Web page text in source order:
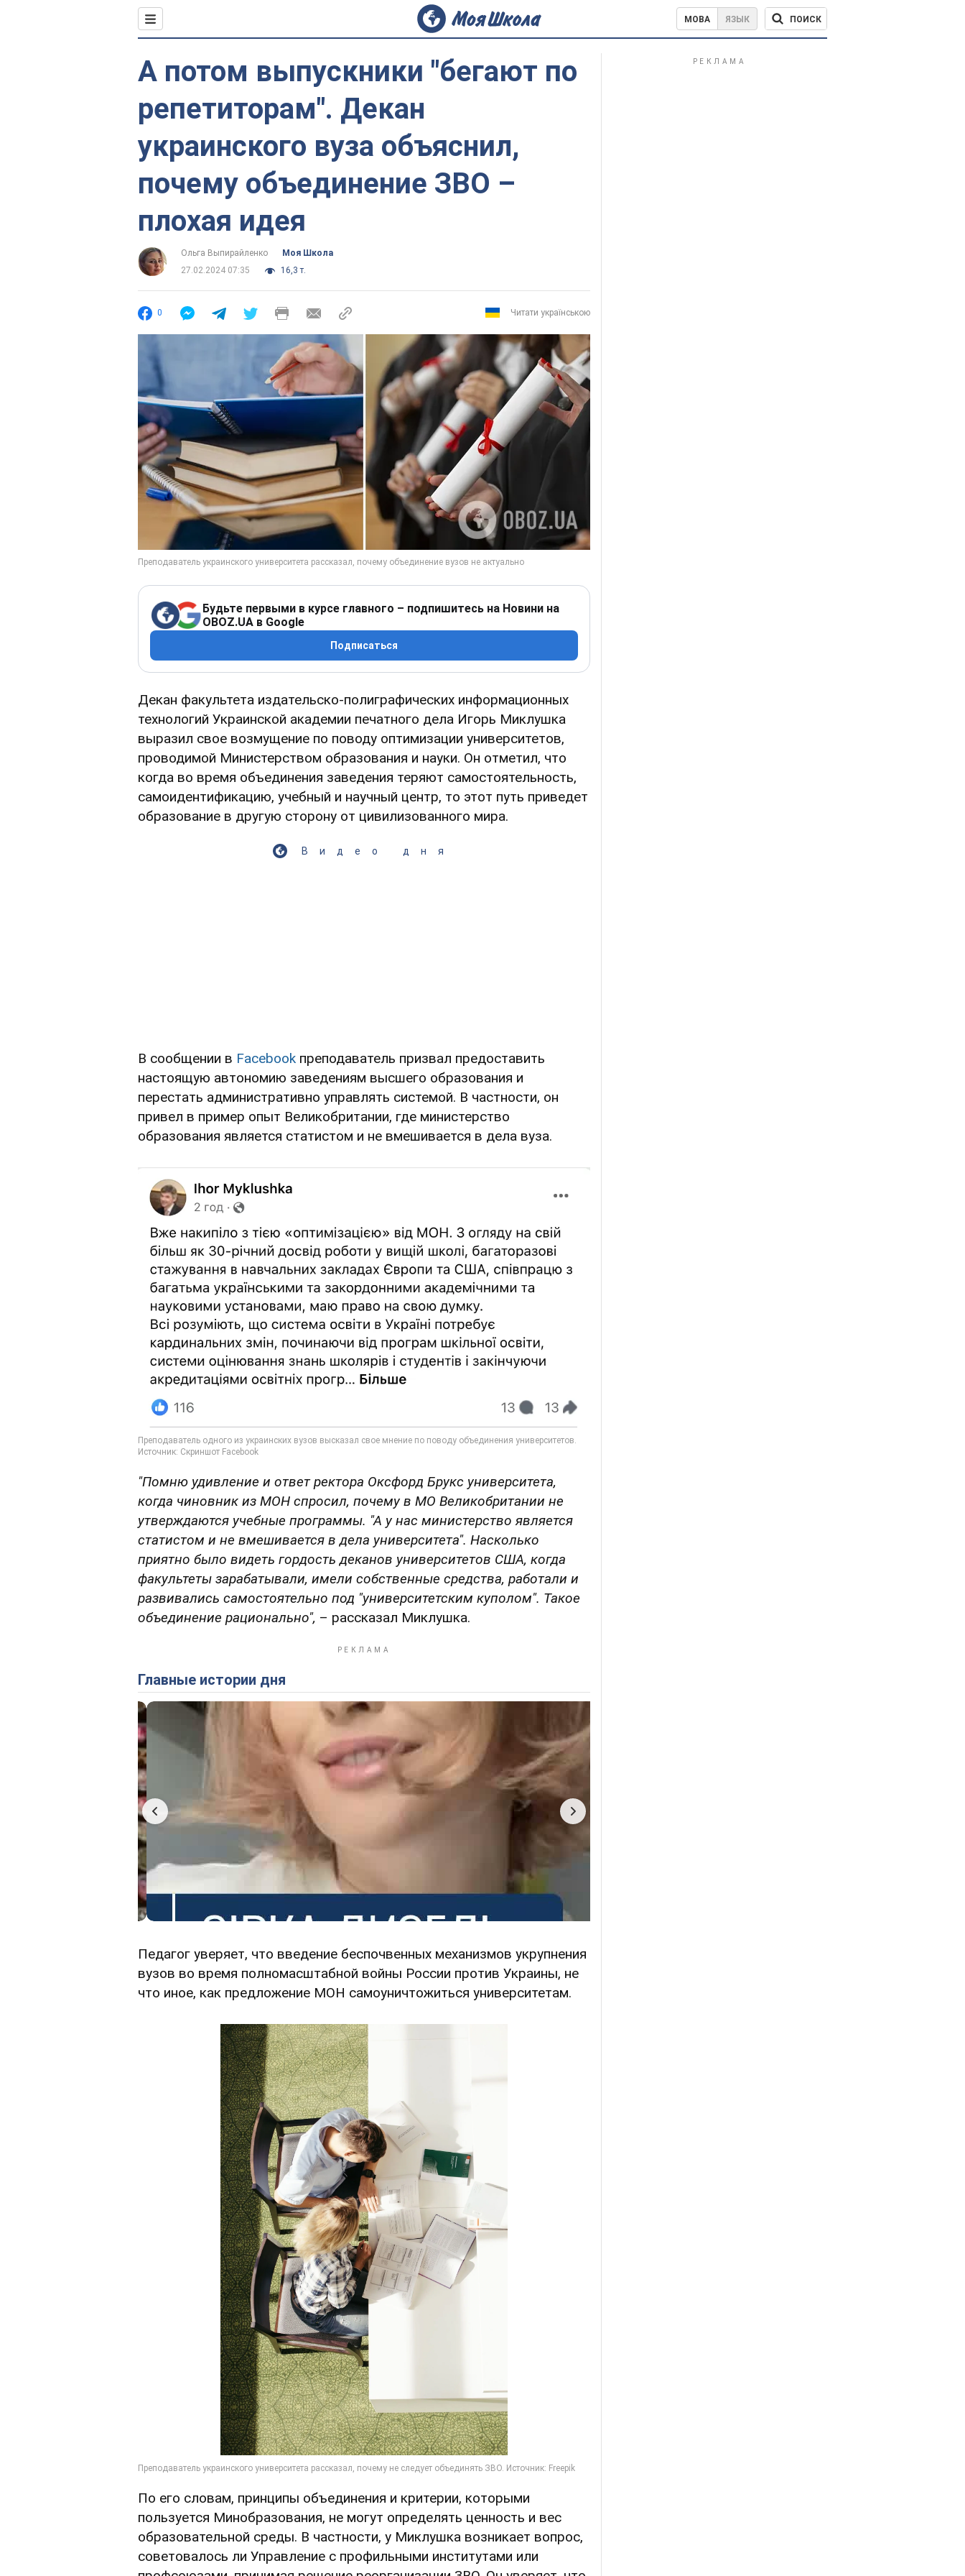
МОВА ЯЗЫК ПОИСК
А потом выпускники "бегают по
репетиторам". Декан
украинского вуза объяснил,
почему объединение ЗВО –
плохая идея
Ольга Выпирайленко
Моя Школа
27.02.2024 07:35
16,3 т.
0 Читати українською
Будьте первыми в курсе главного – подпишитесь на Новини на
OBOZ.UA в Google
Подписаться
Декан факультета издательско-полиграфических информационных
технологий Украинской академии печатного дела Игорь Миклушка
выразил свое возмущение по поводу оптимизации университетов,
проводимой Министерством образования и науки. Он отметил, что
когда во время объединения заведения теряют самостоятельность,
самоидентификацию, учебный и научный центр, то этот путь приведет
образование в другую сторону от цивилизованного мира.
Видео дня
В сообщении в Facebook преподаватель призвал предоставить
настоящую автономию заведениям высшего образования и
перестать административно управлять системой. В частности, он
привел в пример опыт Великобритании, где министерство
образования является статистом и не вмешивается в дела вуза.
"Помню удивление и ответ ректора Оксфорд Брукс университета,
когда чиновник из МОН спросил, почему в МО Великобритании не
утверждаются учебные программы. "А у нас министерство является
статистом и не вмешивается в дела университета". Насколько
приятно было видеть гордость деканов университетов США, когда
факультеты зарабатывали, имели собственные средства, работали и
развивались самостоятельно под "университетским куполом". Такое
объединение рационально", – рассказал Миклушка.
Главные истории дня
Педагог уверяет, что введение беспочвенных механизмов укрупнения
вузов во время полномасштабной войны России против Украины, не
что иное, как предложение МОН самоуничтожиться университетам.
По его словам, принципы объединения и критерии, которыми
пользуется Минобразования, не могут определять ценность и вес
образовательной среды. В частности, у Миклушка возникает вопрос,
советовалось ли Управление с профильными институтами или